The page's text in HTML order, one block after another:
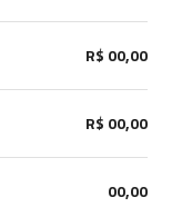
R$ 00,00
R$ 00,00
00,00